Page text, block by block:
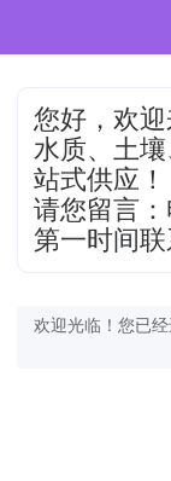
您好，欢迎
水质、土
站式供应！
请您留言
第一时间
欢迎光临！您已